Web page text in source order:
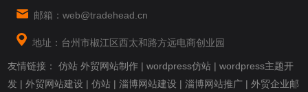
邮箱：web@tradehead.cn
地址：台州市椒江区西太和路方远电商创业园
友情链接：仿站 外贸网站制作 |wordpress仿站 |wordpress主题开
发 |外贸网站建设 |仿站 |淄博网站建设 |淄博网站推广 |外贸企业邮